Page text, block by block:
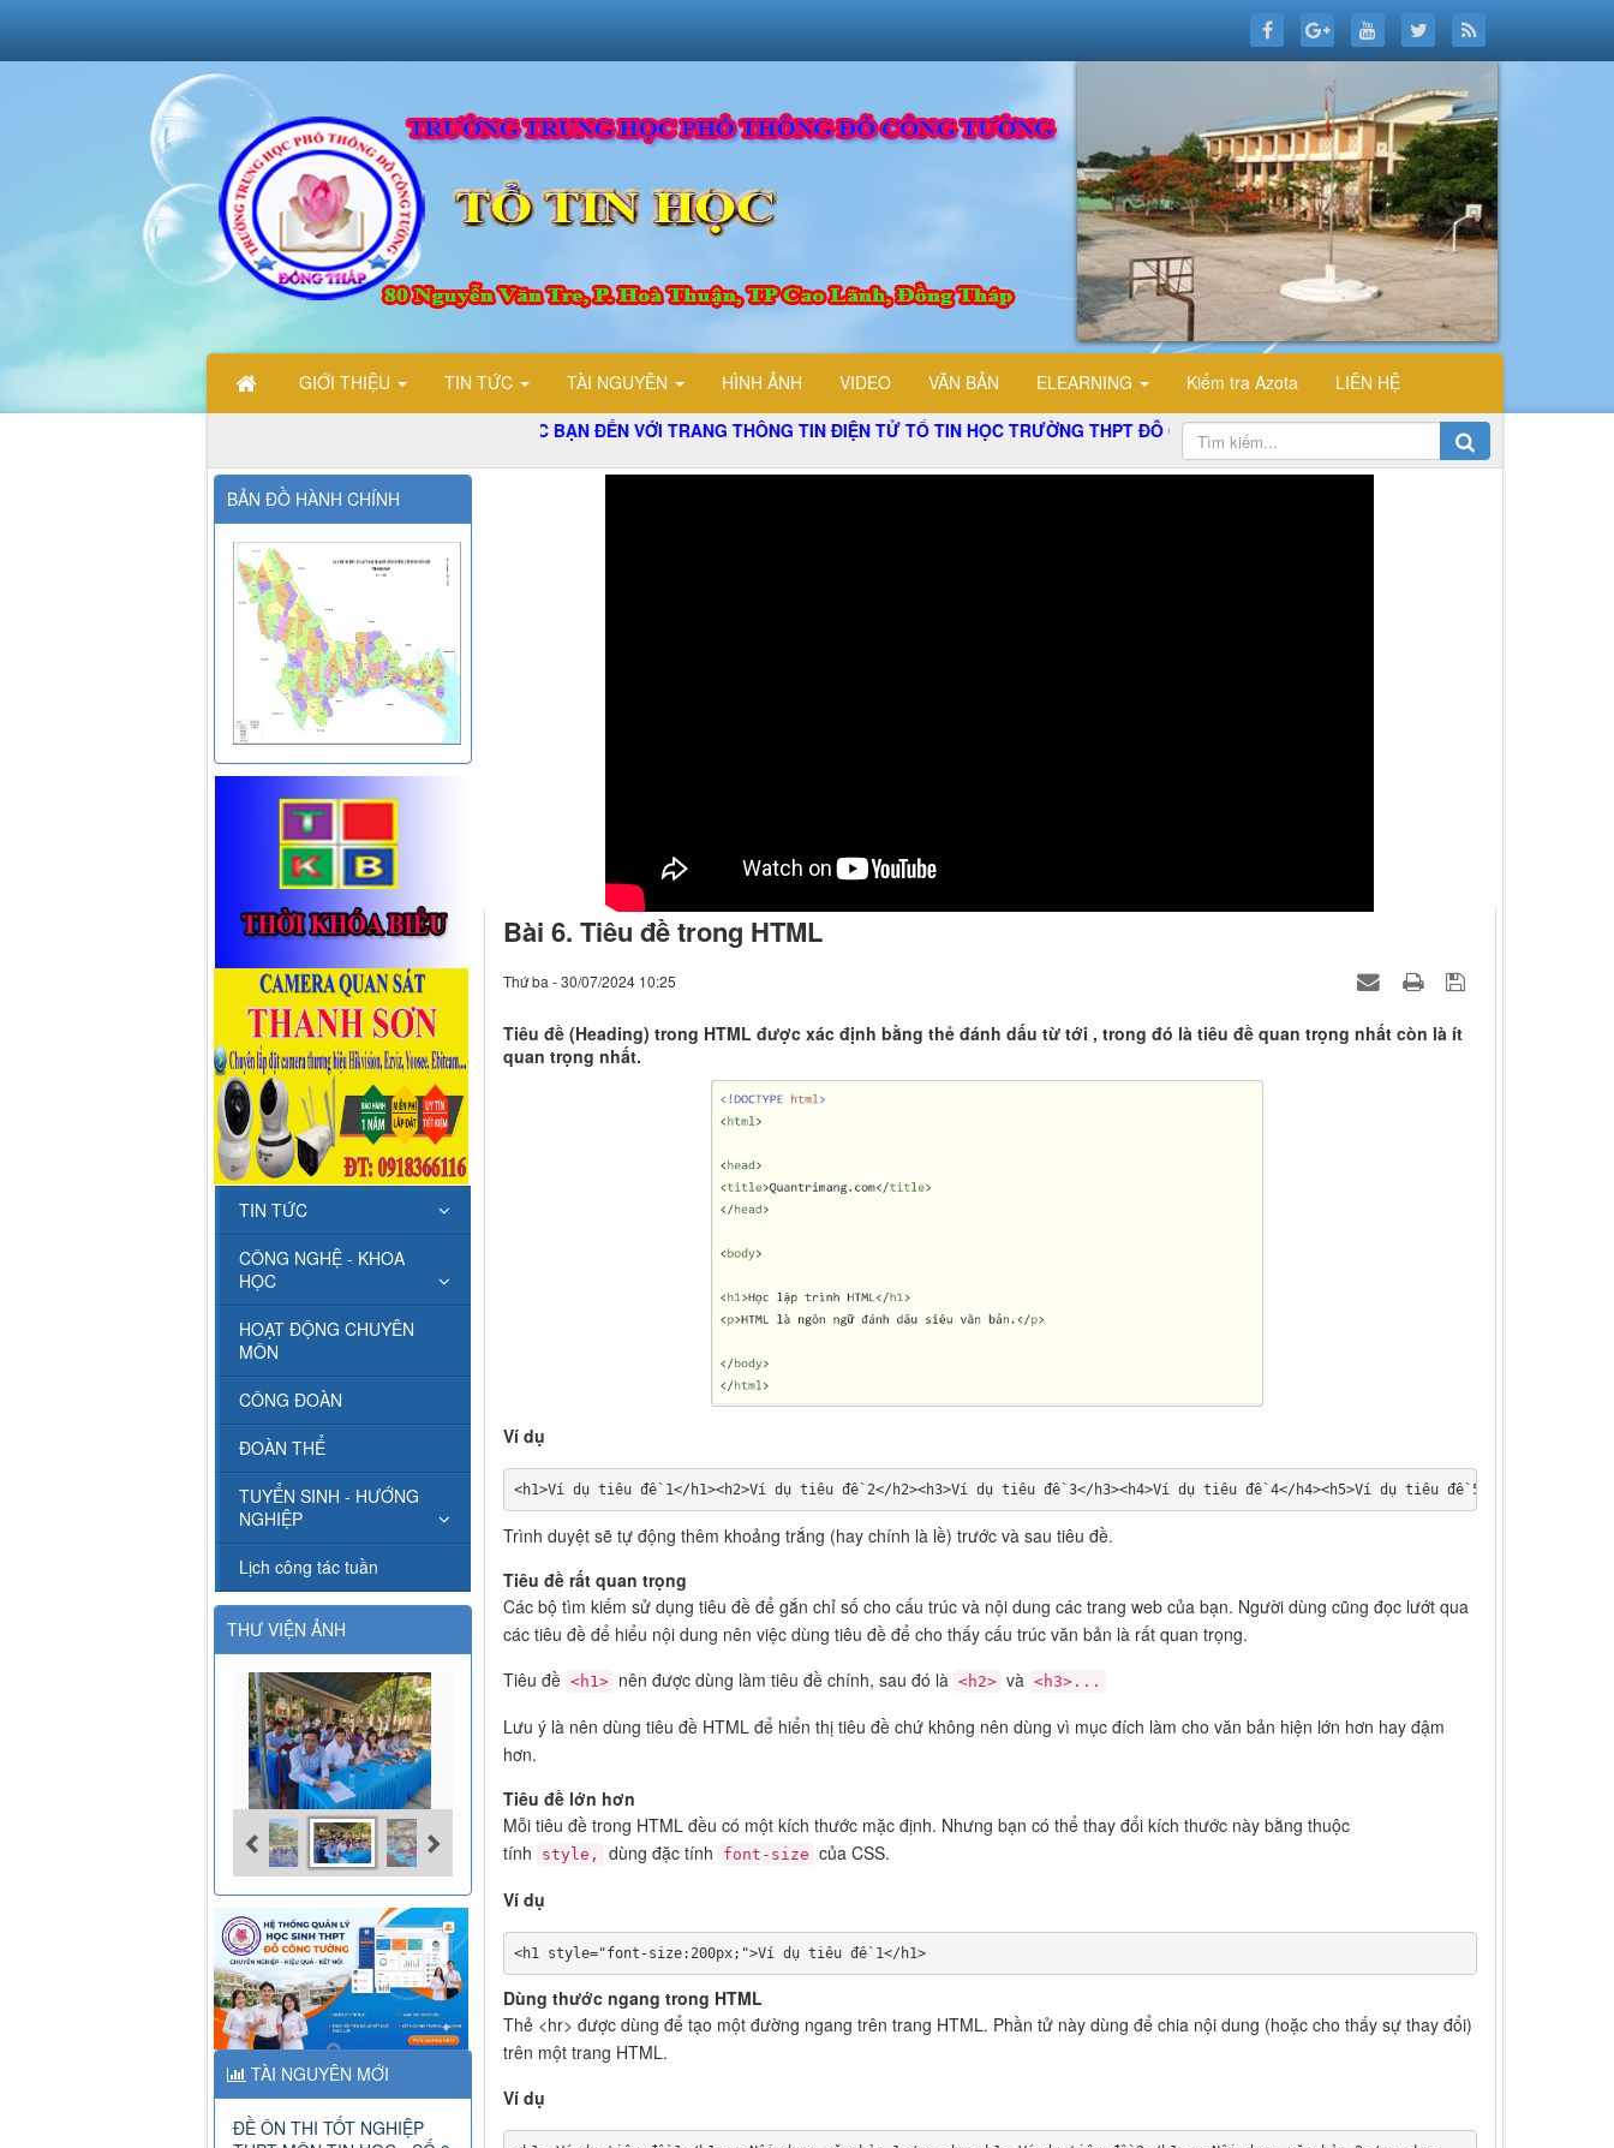
GIỚI THIỆU TIN TỨC TÀI NGUYÊN HÌNH ẢNH VIDEO VĂN BẢN ELEARNING Kiểm tra Azota
LIÊN HỆ
CHÀO MỪNG CÁC BẠN ĐẾN VỚI TRANG THÔNG TIN ĐIỆN TỬ TỔ TIN HỌC TRƯỜNG THPT ĐỖ CÔNG TƯỜNG
Bài 6. Tiêu đề trong HTML
Thứ ba - 30/07/2024 10:25
Tiêu đề (Heading) trong HTML được xác định bằng thẻ đánh dấu từ tới , trong đó là tiêu đề quan trọng nhất còn là ít
quan trọng nhất.
Ví dụ
<h1>Ví dụ tiêu đề 1</h1><h2>Ví dụ tiêu đề 2</h2><h3>Ví dụ tiêu đề 3</h3><h4>Ví dụ tiêu đề 4</h4><h5>Ví dụ tiêu đề 5</h5><h6>Ví dụ
Trình duyệt sẽ tự động thêm khoảng trắng (hay chính là lề) trước và sau tiêu đề.
Tiêu đề rất quan trọng
Các bộ tìm kiếm sử dụng tiêu đề để gắn chỉ số cho cấu trúc và nội dung các trang web của bạn. Người dùng cũng đọc lướt qua
các tiêu đề để hiểu nội dung nên việc dùng tiêu đề để cho thấy cấu trúc văn bản là rất quan trọng.
Tiêu đề <h1> nên được dùng làm tiêu đề chính, sau đó là <h2> và <h3>...
Lưu ý là nên dùng tiêu đề HTML để hiển thị tiêu đề chứ không nên dùng vì mục đích làm cho văn bản hiện lớn hơn hay đậm
hơn.
Tiêu đề lớn hơn
Mỗi tiêu đề trong HTML đều có một kích thước mặc định. Nhưng bạn có thể thay đổi kích thước này bằng thuộc
tính
style, dùng đặc tính font-size của CSS.
Ví dụ
<h1 style="font-size:200px;">Ví dụ tiêu đề 1</h1>
Dùng thước ngang trong HTML
Thẻ <hr> được dùng để tạo một đường ngang trên trang HTML. Phần tử này dùng để chia nội dung (hoặc cho thấy sự thay đổi)
trên một trang HTML.
Ví dụ
BẢN ĐỒ HÀNH CHÍNH
TIN TỨC
CÔNG NGHỆ - KHOA
HỌC
HOẠT ĐỘNG CHUYÊN
MÔN
CÔNG ĐOÀN
ĐOÀN THỂ
TUYỂN SINH - HƯỚNG
NGHIỆP
Lịch công tác tuần
THƯ VIỆN ẢNH
TÀI NGUYÊN MỚI
ĐỀ ÔN THI TỐT NGHIỆP